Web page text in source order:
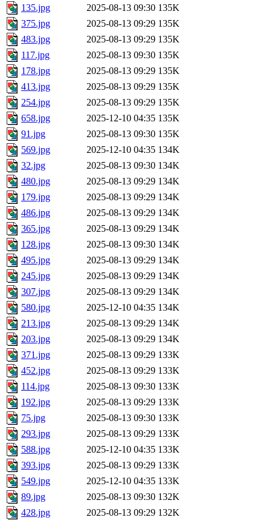
135.jpg
2025-08-13 09:30 135K
375.jpg
2025-08-13 09:29 135K
483.jpg
2025-08-13 09:29 135K
117.jpg
2025-08-13 09:30 135K
178.jpg
2025-08-13 09:29 135K
413.jpg
2025-08-13 09:29 135K
254.jpg
2025-08-13 09:29 135K
658.jpg
2025-12-10 04:35 135K
91.jpg
2025-08-13 09:30 135K
569.jpg
2025-12-10 04:35 134K
32.jpg
2025-08-13 09:30 134K
480.jpg
2025-08-13 09:29 134K
179.jpg
2025-08-13 09:29 134K
486.jpg
2025-08-13 09:29 134K
365.jpg
2025-08-13 09:29 134K
128.jpg
2025-08-13 09:30 134K
495.jpg
2025-08-13 09:29 134K
245.jpg
2025-08-13 09:29 134K
307.jpg
2025-08-13 09:29 134K
580.jpg
2025-12-10 04:35 134K
213.jpg
2025-08-13 09:29 134K
203.jpg
2025-08-13 09:29 134K
371.jpg
2025-08-13 09:29 133K
452.jpg
2025-08-13 09:29 133K
114.jpg
2025-08-13 09:30 133K
192.jpg
2025-08-13 09:29 133K
75.jpg
2025-08-13 09:30 133K
293.jpg
2025-08-13 09:29 133K
588.jpg
2025-12-10 04:35 133K
393.jpg
2025-08-13 09:29 133K
549.jpg
2025-12-10 04:35 133K
89.jpg
2025-08-13 09:30 132K
428.jpg
2025-08-13 09:29 132K